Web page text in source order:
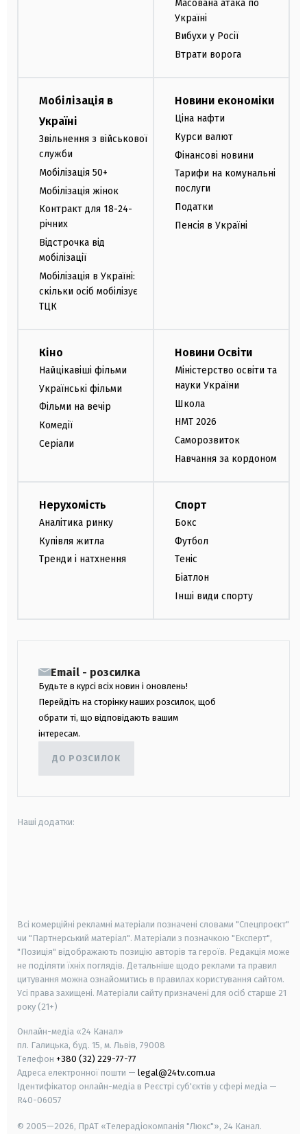
Масована атака по
Україні
Вибухи у Росії
Втрати ворога
Мобілізація в
Україні
Звільнення з військової
служби
Мобілізація 50+
Мобілізація жінок
Контракт для 18-24-
річних
Відстрочка від
мобілізації
Мобілізація в Україні:
скільки осіб мобілізує
ТЦК
Новини економіки
Ціна нафти
Курси валют
Фінансові новини
Тарифи на комунальні
послуги
Податки
Пенсія в Україні
Кіно
Найцікавіші фільми
Українські фільми
Фільми на вечір
Комедії
Серіали
Новини Освіти
Міністерство освіти та
науки України
Школа
НМТ 2026
Саморозвиток
Навчання за кордоном
Нерухомість
Аналітика ринку
Купівля житла
Тренди і натхнення
Спорт
Бокс
Футбол
Теніс
Біатлон
Інші види спорту
Email - розсилка
Будьте в курсі всіх новин і оновлень!
Перейдіть на сторінку наших розсилок, щоб
обрати ті, що відповідають вашим
інтересам.
ДО РОЗСИЛОК
Наші додатки:
Всі комерційні рекламні матеріали позначені словами "Спецпроєкт"
чи "Партнерський матеріал". Матеріали з позначкою "Експерт",
"Позиція" відображають позицію авторів та героїв. Редакція може
не поділяти їхніх поглядів. Детальніше щодо реклами та правил
цитування можна ознайомитись в правилах користування сайтом.
Усі права захищені. Матеріали сайту призначені для осіб старше 21
року (21+)
Онлайн-медіа «24 Канал»
пл. Галицька, буд. 15, м. Львів, 79008
Телефон +380 (32) 229-77-77
Адреса електронної пошти — legal@24tv.com.ua
Ідентифікатор онлайн-медіа в Реєстрі суб'єктів у сфері медіа —
R40-06057
© 2005—2026, ПрАТ «Телерадіокомпанія "Люкс"», 24 Канал.